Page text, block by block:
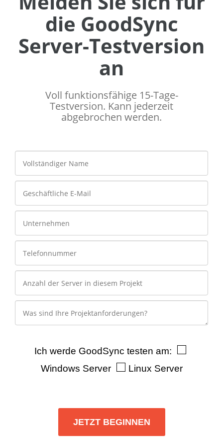
die GoodSync
Server-Testversion
an
Voll funktionsfähige 15-Tage-
Testversion. Kann jederzeit
abgebrochen werden.
Ich werde GoodSync testen am:
Windows Server
Linux Server